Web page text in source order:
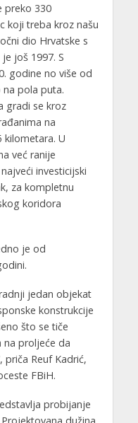
preko 330
koji treba kroz našu
dio Hrvatske s
još 1997. S
godine no više od
pola puta.
gradi se kroz
na
kilometara. U
već ranije
investicijski
za kompletnu
koridora
je od
jedan objekat
konstrukcije
što se tiče
na proljeće da
priča Reuf Kadrić,
FBiH.
probijanje
dužina